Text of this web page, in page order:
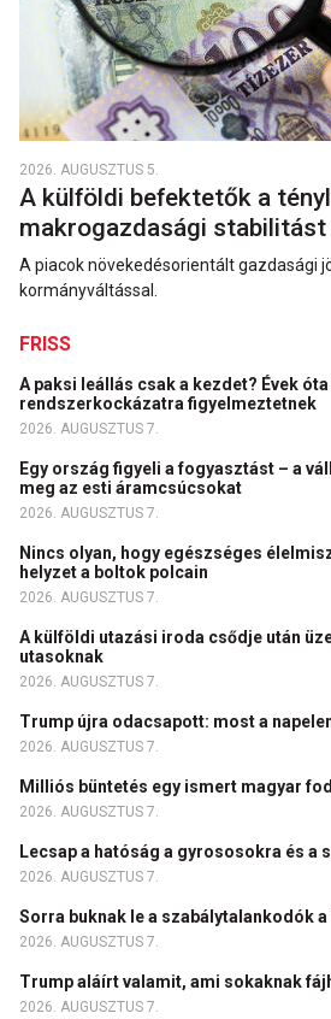
2026. AUGUSZTUS 5.
A külföldi befektetők a
makrogazdasági
A piacok növekedésorientált gazdasági
kormányváltással.
FRISS
A paksi leállás csak a kezdet? Évek
rendszerkockázatra figyelmeztetnek
2026. AUGUSZTUS 7.
Egy ország figyeli a fogyasztást – a
meg az esti áramcsúcsokat
2026. AUGUSZTUS 7.
Nincs olyan, hogy egészséges
helyzet a boltok polcain
2026. AUGUSZTUS 7.
A külföldi utazási iroda csődje után
utasoknak
2026. AUGUSZTUS 7.
Trump újra odacsapott: most a
2026. AUGUSZTUS 7.
Milliós büntetés egy ismert magyar
2026. AUGUSZTUS 7.
Lecsap a hatóság a gyrososokra és a
2026. AUGUSZTUS 7.
Sorra buknak le a szabálytalankodók a
2026. AUGUSZTUS 7.
Trump aláírt valamit, ami sokaknak
2026. AUGUSZTUS 7.